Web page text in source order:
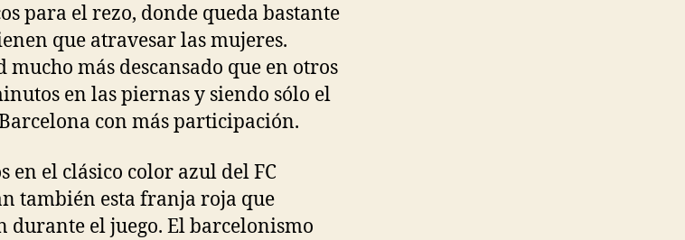
para el rezo, donde queda bastante
que atravesar las mujeres.
más descansado que en otros
en las piernas y siendo sólo el
con más participación.
en el clásico color azul del FC
también esta franja roja que
el juego. El barcelonismo